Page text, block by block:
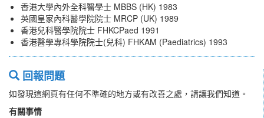
香港大學內外全科醫學士 MBBS (HK) 1983
英國皇家內科醫學院院士 MRCP (UK) 1989
香港兒科醫學院院士 FHKCPaed 1991
香港醫學專科學院院士(兒科) FHKAM (Paediatrics) 1993
回報問題
如發現這網頁有任何不準確的地方或有改善之處，請讓我們知道。
有關事情